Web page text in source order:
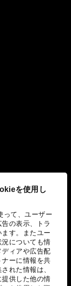
を使用し
って、ユーザー
の表示、トラ
す。またユー
についても情
ィアや広告配
ーに情報を共
れた情報は、
供した他の情